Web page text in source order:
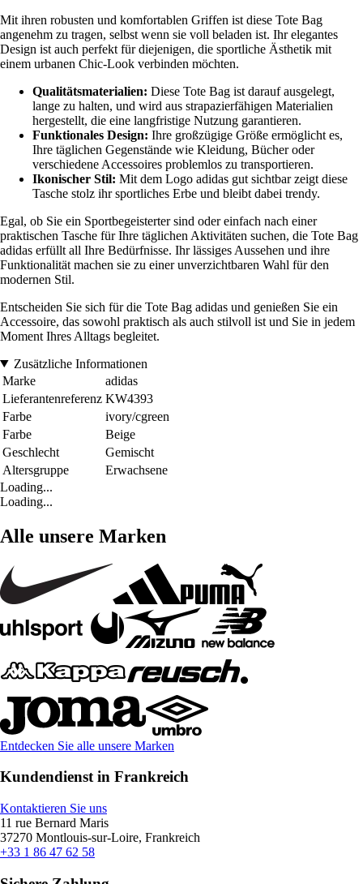
Mit ihren robusten und komfortablen Griffen ist diese Tote Bag
angenehm zu tragen, selbst wenn sie voll beladen ist. Ihr elegantes
Design ist auch perfekt für diejenigen, die sportliche Ästhetik mit
einem urbanen Chic-Look verbinden möchten.
Qualitätsmaterialien: Diese Tote Bag ist darauf ausgelegt,
lange zu halten, und wird aus strapazierfähigen Materialien
hergestellt, die eine langfristige Nutzung garantieren.
Funktionales Design: Ihre großzügige Größe ermöglicht es,
Ihre täglichen Gegenstände wie Kleidung, Bücher oder
verschiedene Accessoires problemlos zu transportieren.
Ikonischer Stil: Mit dem Logo adidas gut sichtbar zeigt diese
Tasche stolz ihr sportliches Erbe und bleibt dabei trendy.
Egal, ob Sie ein Sportbegeisterter sind oder einfach nach einer
praktischen Tasche für Ihre täglichen Aktivitäten suchen, die Tote Bag
adidas erfüllt all Ihre Bedürfnisse. Ihr lässiges Aussehen und ihre
Funktionalität machen sie zu einer unverzichtbaren Wahl für den
modernen Stil.
Entscheiden Sie sich für die Tote Bag adidas und genießen Sie ein
Accessoire, das sowohl praktisch als auch stilvoll ist und Sie in jedem
Moment Ihres Alltags begleitet.
Zusätzliche Informationen
Marke
adidas
Lieferantenreferenz KW4393
Farbe
ivory/cgreen
Farbe
Beige
Geschlecht
Gemischt
Altersgruppe
Erwachsene
Loading...
Loading...
Alle unsere Marken
Entdecken Sie alle unsere Marken
Kundendienst in Frankreich
Kontaktieren Sie uns
11 rue Bernard Maris
37270 Montlouis-sur-Loire, Frankreich
+33 1 86 47 62 58